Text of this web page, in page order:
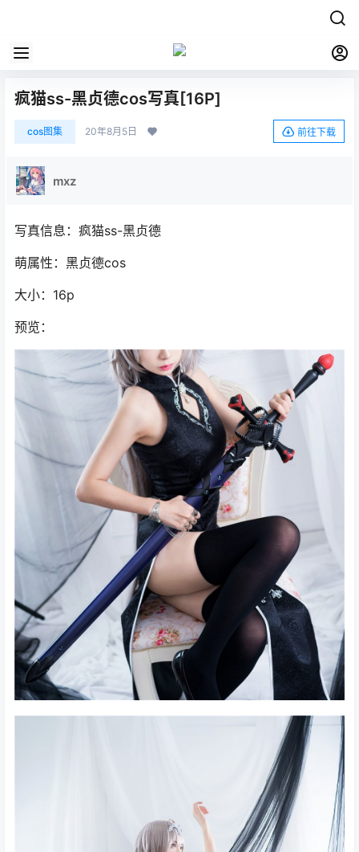
疯猫ss-黑贞德cos写真[16P]
cos图集 20年8月5日 前往下载
mxz
写真信息：疯猫ss-黑贞德
萌属性：黑贞德cos
大小：16p
预览：